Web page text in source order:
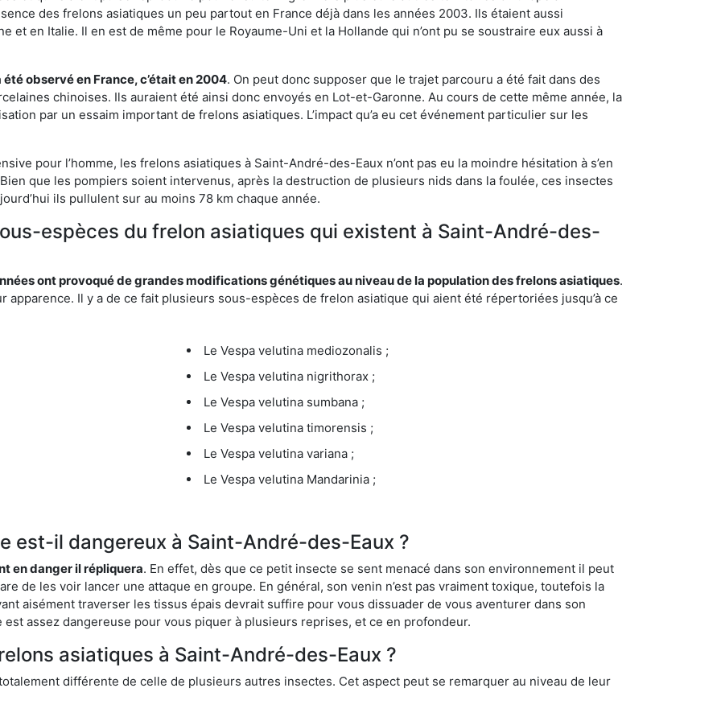
des frelons asiatiques un peu partout en France déjà dans les années 2003. Ils étaient aussi
et en Italie. Il en est de même pour le Royaume-Uni et la Hollande qui n’ont pu se soustraire eux aussi à
observé en France, c’était en 2004. On peut donc supposer que le trajet parcouru a été fait dans des
chinoises. Ils auraient été ainsi donc envoyés en Lot-et-Garonne. Au cours de cette même année, la
par un essaim important de frelons asiatiques. L’impact qu’a eu cet événement particulier sur les
pour l’homme, les frelons asiatiques à Saint-André-des-Eaux n’ont pas eu la moindre hésitation à s’en
que les pompiers soient intervenus, après la destruction de plusieurs nids dans la foulée, ces insectes
ils pullulent sur au moins 78 km chaque année.
espèces du frelon asiatiques qui existent à Saint-André-des-
ont provoqué de grandes modifications génétiques au niveau de la population des frelons asiatiques.
apparence. Il y a de ce fait plusieurs sous-espèces de frelon asiatique qui aient été répertoriées jusqu’à ce
Le Vespa velutina mediozonalis ;
Le Vespa velutina nigrithorax ;
Le Vespa velutina sumbana ;
Le Vespa velutina timorensis ;
Le Vespa velutina variana ;
Le Vespa velutina Mandarinia ;
est-il dangereux à Saint-André-des-Eaux ?
en danger il répliquera. En effet, dès que ce petit insecte se sent menacé dans son environnement il peut
de les voir lancer une attaque en groupe. En général, son venin n’est pas vraiment toxique, toutefois la
aisément traverser les tissus épais devrait suffire pour vous dissuader de vous aventurer dans son
assez dangereuse pour vous piquer à plusieurs reprises, et ce en profondeur.
asiatiques à Saint-André-des-Eaux ?
différente de celle de plusieurs autres insectes. Cet aspect peut se remarquer au niveau de leur